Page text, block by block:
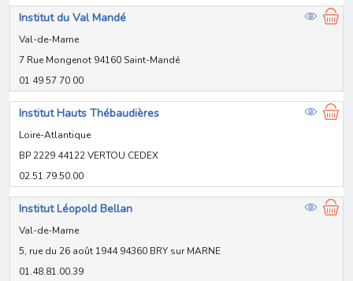
Institut du Val Mandé
Val-de-Marne
7 Rue Mongenot 94160 Saint-Mandé
01 49 57 70 00
Institut Hauts Thébaudières
Loire-Atlantique
BP 2229 44122 VERTOU CEDEX
02.51.79.50.00
Institut Léopold Bellan
Val-de-Marne
5, rue du 26 août 1944 94360 BRY sur MARNE
01.48.81.00.39